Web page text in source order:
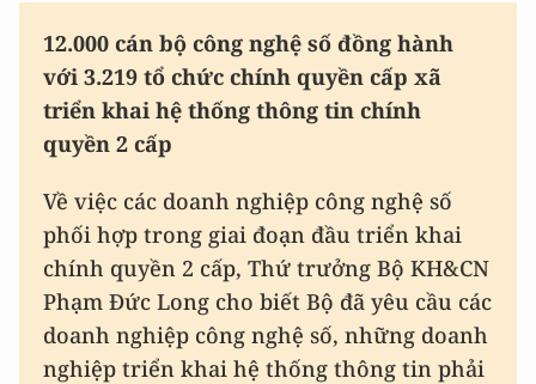
12.000 cán bộ công nghệ số đồng hành
với 3.219 tổ chức chính quyền cấp xã
triển khai hệ thống thông tin chính
quyền 2 cấp
Về việc các doanh nghiệp công nghệ số
phối hợp trong giai đoạn đầu triển khai
chính quyền 2 cấp, Thứ trưởng Bộ KH&CN
Phạm Đức Long cho biết Bộ đã yêu cầu các
doanh nghiệp công nghệ số, những doanh
nghiệp triển khai hệ thống thông tin phải